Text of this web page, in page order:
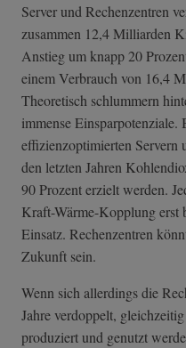
Server und Rechenzentren
zusammen 12,4 Milliarden
Anstieg um knapp 20
einem Verbrauch von 16,4
Theoretisch schlummern
immense
effizienzoptimierten Servern
den letzten Jahren
90 Prozent erzielt werden.
Kraft-Wärme-Kopplung erst
Einsatz. Rechenzentren
Zukunft sein.
Wenn sich allerdings die
Jahre verdoppelt,
produziert und genutzt